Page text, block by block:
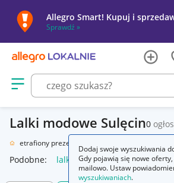
Allegro Smart! Kupuj i
Sprawdź »
Otwórz menu z kategoriami
Lalki modowe Sulęcin0
Nietrafiony prezent
Podobne: lalki modowe lalka modowa
Dodaj swoje wyszukiwania
Gdy pojawią się nowe
mailowo. Ustaw
wyszukiwaniach.